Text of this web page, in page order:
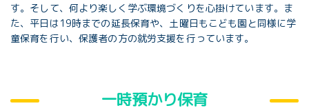
す。そして、何より楽しく学ぶ環境づくりを心掛けています。ま
た、平日は19時までの延長保育や、土曜日もこども園と同様に学
童保育を行い、保護者の方の就労支援を行っています。
一時預かり保育